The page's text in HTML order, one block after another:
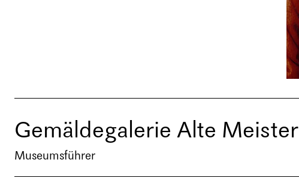
Gemäldegalerie Alte Meister
Museumsführer